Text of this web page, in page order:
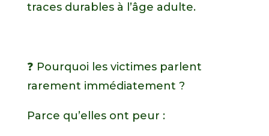
traces durables à l’âge adulte.
❓ Pourquoi les victimes parlent
rarement immédiatement ?
Parce qu’elles ont peur :